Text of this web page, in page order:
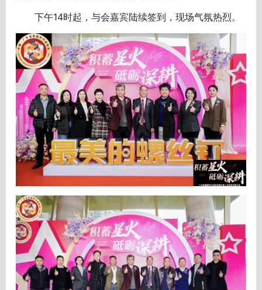
下午14时起，与会嘉宾陆续签到，现场气氛热烈。